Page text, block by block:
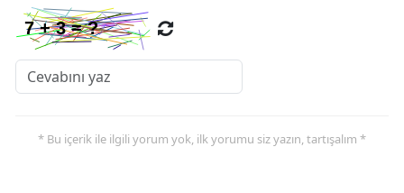
* Bu içerik ile ilgili yorum yok, ilk yorumu siz yazın, tartışalım *